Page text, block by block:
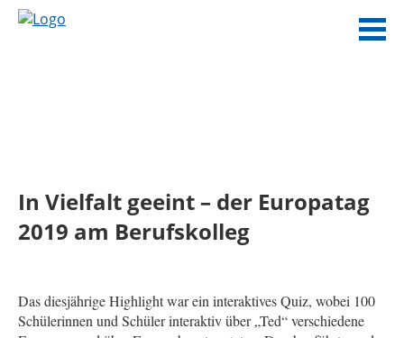
In Vielfalt geeint – der Europatag
2019 am Berufskolleg
Das diesjährige Highlight war ein interaktives Quiz, wobei 100
Schülerinnen und Schüler interaktiv über „Ted“ verschiedene